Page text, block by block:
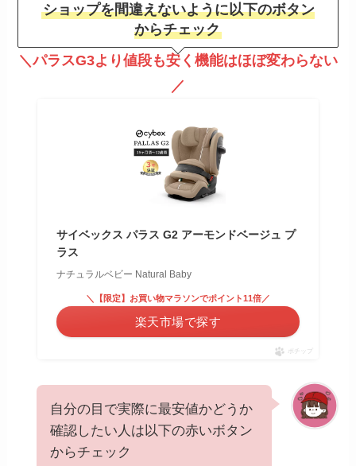
ショップを間違えないように以下のボタン
からチェック
＼パラスG3より値段も安く機能はほぼ変わらない
／
サイベックス パラス G2 アーモンドベージュ プ
ラス
ナチュラルベビー Natural Baby
＼【限定】お買い物マラソンでポイント11倍／
楽天市場で探す
ポチップ
自分の目で実際に最安値かどうか
確認したい人は以下の赤いボタン
からチェック